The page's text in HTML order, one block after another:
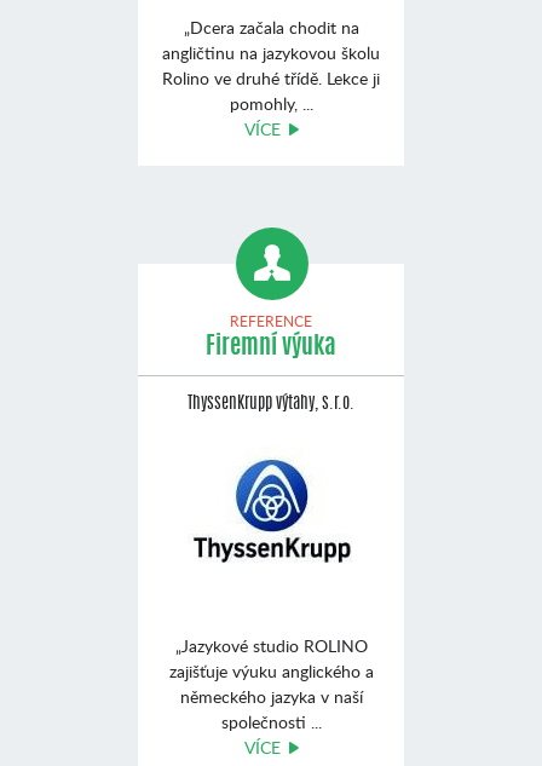
„Dcera začala chodit na
angličtinu na jazykovou školu
Rolino ve druhé třídě. Lekce ji
pomohly, ...
VÍCE
REFERENCE
Firemní výuka
ThyssenKrupp výtahy, s.r.o.
„Jazykové studio ROLINO
zajišťuje výuku anglického a
německého jazyka v naší
společnosti ...
VÍCE